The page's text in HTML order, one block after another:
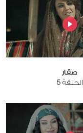
صقار
الحلقة 5